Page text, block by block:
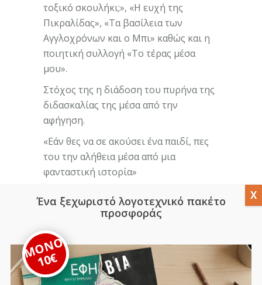
τοξικό σκουλήκι;», «Η ευχή της
Πικραλίδας», «Τα βασίλεια των
Αγγλοχρόνων και ο Μπι» καθώς και η
ποιητική συλλογή «Το τέρας μέσα
μου».
Στόχος της η διάδοση του πυρήνα της
διδασκαλίας της μέσα από την
αφήγηση.
«Εάν θες να σε ακούσει ένα παιδί, πες
του την αλήθεια μέσα από μια
φανταστική ιστορία»
Βίκυ Σγουρέλλη
Δεν είμαι πριγκίπισσα!
Παραμύθι
Ένα ξεχωριστό λογοτεχνικό πακέτο
προσφοράς
ΜΟΝΟ
10€